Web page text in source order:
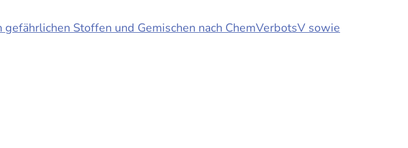
Stoffen und Gemischen nach ChemVerbotsV sowie